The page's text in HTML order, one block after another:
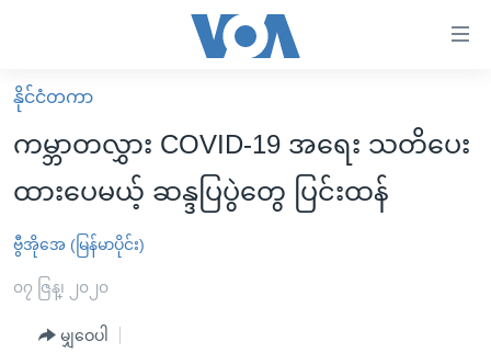
လွယ်ကူ
စေ
များ
ပင်မ
မူလစာမျက်နှာ
မြန်မာ
ကမ္ဘာ့သတင်းများ
နိုင်ငံတကာ
အမေရိကန်
ဗွီဒီယို
သတင်းလွတ်လပ်ခွင့်
နိုင်ငံတကာ
ကမ္ဘာတလွှား COVID-19 အရေး သတိပေး
ထားပေမယ့် ဆန္ဒပြပွဲတွေ ပြင်းထန်
ဗွီအိုအေ (မြန်မာပိုင်း)
၀၇ ဇြန္၊ ၂၀၂၀
မျှဝေပါ